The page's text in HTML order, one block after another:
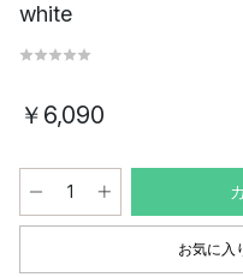
white
￥6,090
お気に入